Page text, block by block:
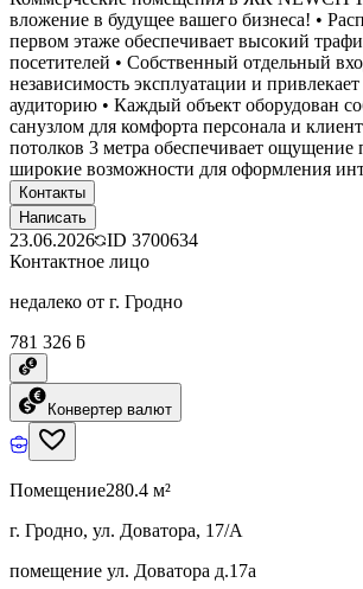
вложение в будущее вашего бизнеса! •
первом этаже обеспечивает высокий
посетителей • Собственный отдельный
независимость эксплуатации и
аудиторию • Каждый объект оборудован
санузлом для комфорта персонала и
потолков 3 метра обеспечивает ощущение
широкие возможности для оформления
Контакты
Написать
23.06.2026 ID 3700634
Контактное лицо
недалеко от г. Гродно
781 326 ƃ
Конвертер валют
Помещение280.4 м²
г. Гродно, ул. Доватора, 17/А
помещение ул. Доватора д.17а